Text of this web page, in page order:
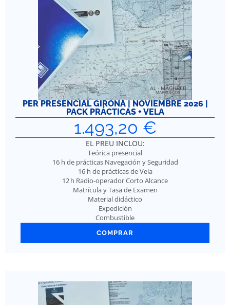
PER PRESENCIAL GIRONA | NOVIEMBRE 2026 |
PACK PRÁCTICAS + VELA
1.493,20 €
EL PREU INCLOU:
Teórica presencial
16 h de prácticas Navegación y Seguridad
16 h de prácticas de Vela
12 h Radio-operador Corto Alcance
Matrícula y Tasa de Examen
Material didáctico
Expedición
Combustible
COMPRAR